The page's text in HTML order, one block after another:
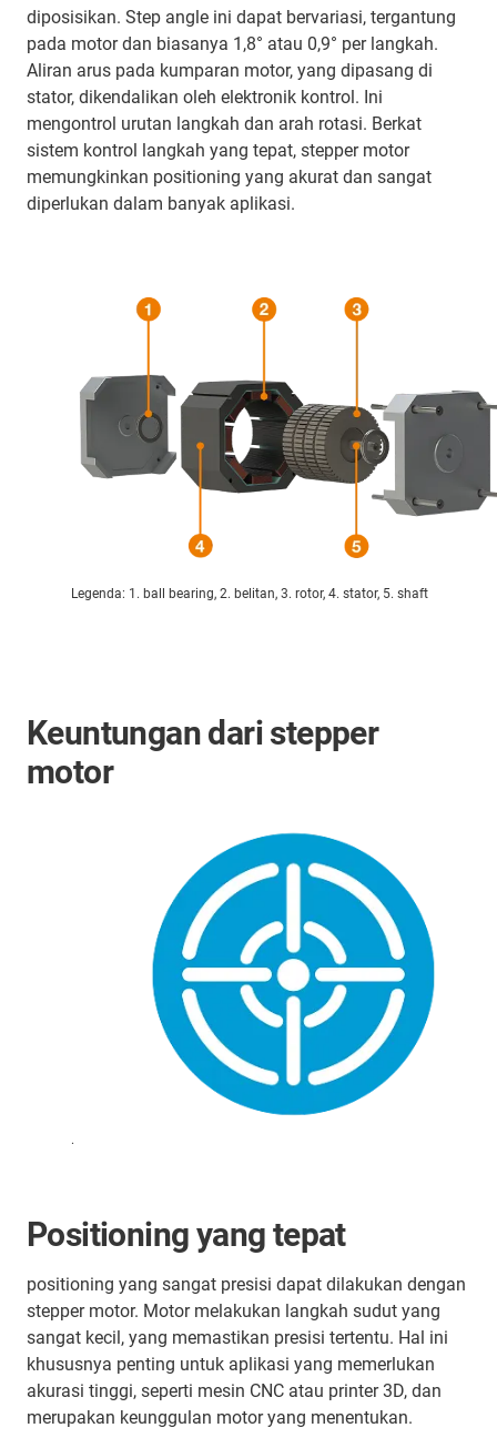
diposisikan. Step angle ini dapat bervariasi, tergantung
pada motor dan biasanya 1,8° atau 0,9° per langkah.
Aliran arus pada kumparan motor, yang dipasang di
stator, dikendalikan oleh elektronik kontrol. Ini
mengontrol urutan langkah dan arah rotasi. Berkat
sistem kontrol langkah yang tepat, stepper motor
memungkinkan positioning yang akurat dan sangat
diperlukan dalam banyak aplikasi.
Legenda: 1. ball bearing, 2. belitan, 3. rotor, 4. stator, 5. shaft
Keuntungan dari stepper
motor
.
Positioning yang tepat
positioning yang sangat presisi dapat dilakukan dengan
stepper motor. Motor melakukan langkah sudut yang
sangat kecil, yang memastikan presisi tertentu. Hal ini
khususnya penting untuk aplikasi yang memerlukan
akurasi tinggi, seperti mesin CNC atau printer 3D, dan
merupakan keunggulan motor yang menentukan.